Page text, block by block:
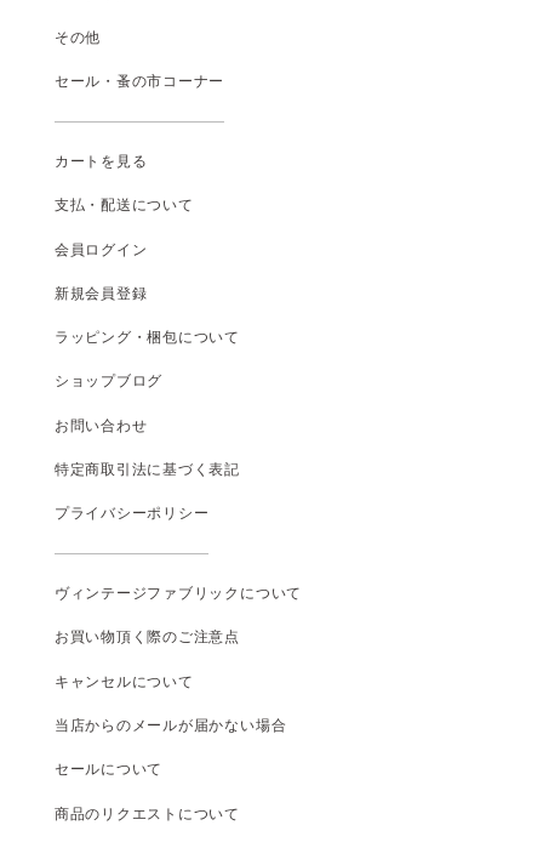
その他
セール・蚤の市コーナー
カートを見る
支払 ・配送について
会員ログイン
新規会員登録
ラッピング・梱包について
ショップブログ
お問い合わせ
特定商取引法に基づく表記
プライバシーポリシー
ヴィンテージファブリックについて
お買い物頂く際のご注意点
キャンセルについて
当店からのメールが届かない場合
セールについて
商品のリクエストについて